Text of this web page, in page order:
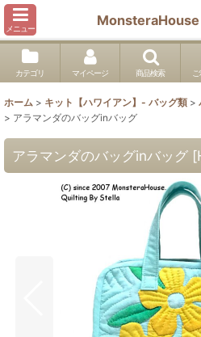
メニュー
カテゴリ マイページ 商品検索
ホーム > キット【ハワイアン】- バッグ類 >
> アラマンダのバッグinバッグ
アラマンダのバッグinバッグ [